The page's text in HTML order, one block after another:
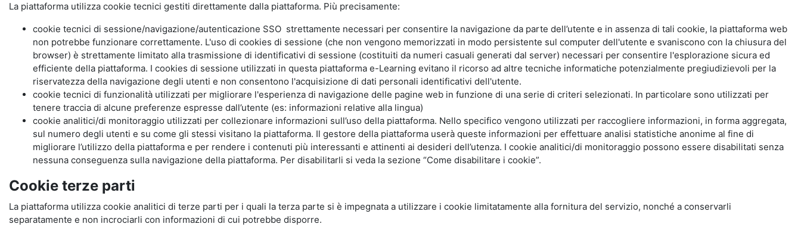
La piattaforma utilizza cookie tecnici gestiti direttamente dalla piattaforma. Più precisamente:
cookie tecnici di sessione/navigazione/autenticazione SSO strettamente necessari per consentire la navigazione da parte dell’utente e in assenza di tali cookie, la piattaforma web
non potrebbe funzionare correttamente. L'uso di cookies di sessione (che non vengono memorizzati in modo persistente sul computer dell'utente e svaniscono con la chiusura del
browser) è strettamente limitato alla trasmissione di identificativi di sessione (costituiti da numeri casuali generati dal server) necessari per consentire l'esplorazione sicura ed
efficiente della piattaforma. I cookies di sessione utilizzati in questa piattaforma e-Learning evitano il ricorso ad altre tecniche informatiche potenzialmente pregiudizievoli per la
riservatezza della navigazione degli utenti e non consentono l'acquisizione di dati personali identificativi dell'utente.
cookie tecnici di funzionalità utilizzati per migliorare l'esperienza di navigazione delle pagine web in funzione di una serie di criteri selezionati. In particolare sono utilizzati per
tenere traccia di alcune preferenze espresse dall’utente (es: informazioni relative alla lingua)
cookie analitici/di monitoraggio utilizzati per collezionare informazioni sull’uso della piattaforma. Nello specifico vengono utilizzati per raccogliere informazioni, in forma aggregata,
sul numero degli utenti e su come gli stessi visitano la piattaforma. Il gestore della piattaforma userà queste informazioni per effettuare analisi statistiche anonime al fine di
migliorare l’utilizzo della piattaforma e per rendere i contenuti più interessanti e attinenti ai desideri dell’utenza. I cookie analitici/di monitoraggio possono essere disabilitati senza
nessuna conseguenza sulla navigazione della piattaforma. Per disabilitarli si veda la sezione “Come disabilitare i cookie”.
Cookie terze parti
La piattaforma utilizza cookie analitici di terze parti per i quali la terza parte si è impegnata a utilizzare i cookie limitatamente alla fornitura del servizio, nonché a conservarli
separatamente e non incrociarli con informazioni di cui potrebbe disporre.